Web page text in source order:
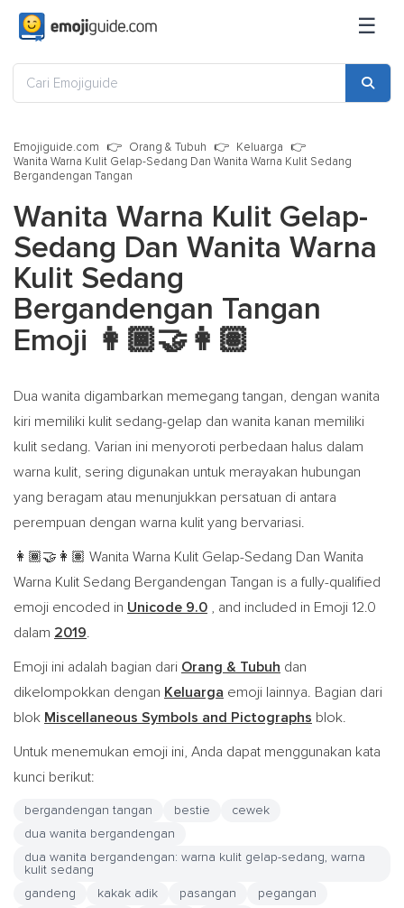
☰
Emojiguide.com Orang & Tubuh
Keluarga
Wanita Warna Kulit Gelap-Sedang Dan Wanita Warna Kulit Sedang
Bergandengan Tangan
Wanita Warna Kulit Gelap-
Sedang Dan Wanita Warna
Kulit Sedang
Bergandengan Tangan
Emoji 👩🏾‍🤝‍👩🏽
Dua wanita digambarkan memegang tangan, dengan wanita
kiri memiliki kulit sedang-gelap dan wanita kanan memiliki
kulit sedang. Varian ini menyoroti perbedaan halus dalam
warna kulit, sering digunakan untuk merayakan hubungan
yang beragam atau menunjukkan persatuan di antara
perempuan dengan warna kulit yang bervariasi.
👩🏾‍🤝‍👩🏽 Wanita Warna Kulit Gelap-Sedang Dan Wanita
Warna Kulit Sedang Bergandengan Tangan is a fully-qualified
emoji encoded in Unicode 9.0 , and included in Emoji 12.0
dalam 2019.
Emoji ini adalah bagian dari Orang & Tubuh dan
dikelompokkan dengan Keluarga emoji lainnya. Bagian dari
blok Miscellaneous Symbols and Pictographs blok.
Untuk menemukan emoji ini, Anda dapat menggunakan kata
kunci berikut:
bergandengan tangan bestie
cewek
dua wanita bergandengan
dua wanita bergandengan: warna kulit gelap-sedang, warna
kulit sedang
gandeng
kakak adik pasangan
pegangan